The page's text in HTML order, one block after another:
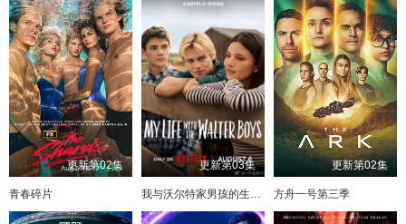
更新第02集
青春碎片
更新第03集
我与沃尔特家男孩的生活第三季
更新第02集
方舟一号第三季